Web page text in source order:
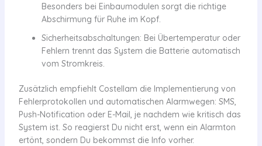
Besonders bei Einbaumodulen sorgt die richtige
Abschirmung für Ruhe im Kopf.
Sicherheitsabschaltungen: Bei Übertemperatur oder
Fehlern trennt das System die Batterie automatisch
vom Stromkreis.
Zusätzlich empfiehlt Costellam die Implementierung von
Fehlerprotokollen und automatischen Alarmwegen: SMS,
Push-Notification oder E-Mail, je nachdem wie kritisch das
System ist. So reagierst Du nicht erst, wenn ein Alarmton
ertönt, sondern Du bekommst die Info vorher.